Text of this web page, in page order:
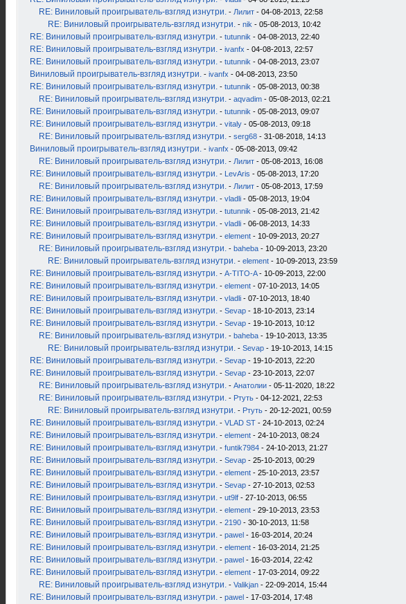
RE: Виниловый проигрыватель-взгляд изнутри. - Лилит - 04-08-2013, 22:58
RE: Виниловый проигрыватель-взгляд изнутри. - nik - 05-08-2013, 10:42
RE: Виниловый проигрыватель-взгляд изнутри. - tutunnik - 04-08-2013, 22:40
RE: Виниловый проигрыватель-взгляд изнутри. - ivanfx - 04-08-2013, 22:57
RE: Виниловый проигрыватель-взгляд изнутри. - tutunnik - 04-08-2013, 23:07
Виниловый проигрыватель-взгляд изнутри. - ivanfx - 04-08-2013, 23:50
RE: Виниловый проигрыватель-взгляд изнутри. - tutunnik - 05-08-2013, 00:38
RE: Виниловый проигрыватель-взгляд изнутри. - aqvadim - 05-08-2013, 02:21
RE: Виниловый проигрыватель-взгляд изнутри. - tutunnik - 05-08-2013, 09:07
RE: Виниловый проигрыватель-взгляд изнутри. - vitaly - 05-08-2013, 09:18
RE: Виниловый проигрыватель-взгляд изнутри. - serg68 - 31-08-2018, 14:13
Виниловый проигрыватель-взгляд изнутри. - ivanfx - 05-08-2013, 09:42
RE: Виниловый проигрыватель-взгляд изнутри. - Лилит - 05-08-2013, 16:08
RE: Виниловый проигрыватель-взгляд изнутри. - LevAris - 05-08-2013, 17:20
RE: Виниловый проигрыватель-взгляд изнутри. - Лилит - 05-08-2013, 17:59
RE: Виниловый проигрыватель-взгляд изнутри. - vladli - 05-08-2013, 19:04
RE: Виниловый проигрыватель-взгляд изнутри. - tutunnik - 05-08-2013, 21:42
RE: Виниловый проигрыватель-взгляд изнутри. - vladli - 06-08-2013, 14:33
RE: Виниловый проигрыватель-взгляд изнутри. - element - 10-09-2013, 20:27
RE: Виниловый проигрыватель-взгляд изнутри. - baheba - 10-09-2013, 23:20
RE: Виниловый проигрыватель-взгляд изнутри. - element - 10-09-2013, 23:59
RE: Виниловый проигрыватель-взгляд изнутри. - A-TITO-A- 10-09-2013, 22:00
RE: Виниловый проигрыватель-взгляд изнутри. - element - 07-10-2013, 14:05
RE: Виниловый проигрыватель-взгляд изнутри. - vladli - 07-10-2013, 18:40
RE: Виниловый проигрыватель-взгляд изнутри. - Sevap - 18-10-2013, 23:14
RE: Виниловый проигрыватель-взгляд изнутри. - Sevap - 19-10-2013, 10:12
RE: Виниловый проигрыватель-взгляд изнутри. - baheba - 19-10-2013, 13:35
RE: Виниловый проигрыватель-взгляд изнутри. - Sevap - 19-10-2013, 14:15
RE: Виниловый проигрыватель-взгляд изнутри. - Sevap - 19-10-2013, 22:20
RE: Виниловый проигрыватель-взгляд изнутри. - Sevap - 23-10-2013, 22:07
RE: Виниловый проигрыватель-взгляд изнутри. - Анатолии - 05-11-2020, 18:22
RE: Виниловый проигрыватель-взгляд изнутри. - Ртуть - 04-12-2021, 22:53
RE: Виниловый проигрыватель-взгляд изнутри. - Ртуть - 20-12-2021, 00:59
RE: Виниловый проигрыватель-взгляд изнутри. - VLAD ST - 24-10-2013, 02:24
RE: Виниловый проигрыватель-взгляд изнутри. - element - 24-10-2013, 08:24
RE: Виниловый проигрыватель-взгляд изнутри. - funtik7984 - 24-10-2013, 21:27
RE: Виниловый проигрыватель-взгляд изнутри. - Sevap - 25-10-2013, 00:29
RE: Виниловый проигрыватель-взгляд изнутри. - element - 25-10-2013, 23:57
RE: Виниловый проигрыватель-взгляд изнутри. - Sevap - 27-10-2013, 02:53
RE: Виниловый проигрыватель-взгляд изнутри. - ut9lf - 27-10-2013, 06:55
RE: Виниловый проигрыватель-взгляд изнутри. - element - 29-10-2013, 23:53
RE: Виниловый проигрыватель-взгляд изнутри. - 2190 - 30-10-2013, 11:58
RE: Виниловый проигрыватель-взгляд изнутри. - pawel - 16-03-2014, 20:24
RE: Виниловый проигрыватель-взгляд изнутри. - element - 16-03-2014, 21:25
RE: Виниловый проигрыватель-взгляд изнутри. - pawel - 16-03-2014, 22:42
RE: Виниловый проигрыватель-взгляд изнутри. - element - 17-03-2014, 09:22
RE: Виниловый проигрыватель-взгляд изнутри. - Valikjan - 22-09-2014, 15:44
RE: Виниловый проигрыватель-взгляд изнутри. - pawel - 17-03-2014, 17:48